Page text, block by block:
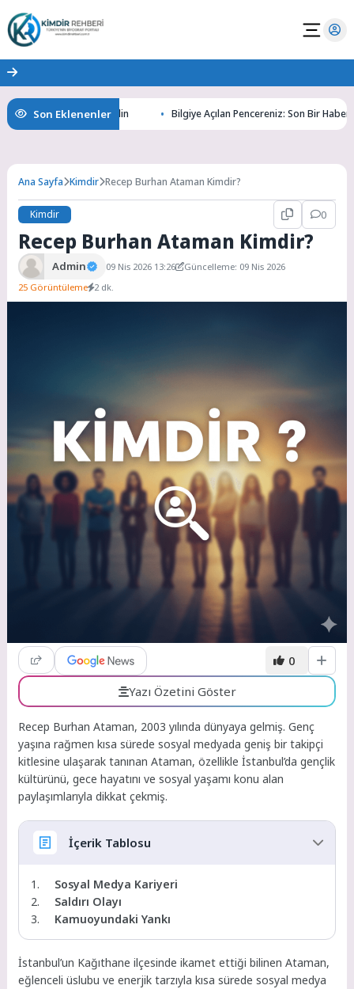
Son Eklenenler
Gizemlerini Keşfedin Bilgiye Açılan Pencereniz: Son Bir Haber ile
Ana Sayfa Kimdir Recep Burhan Ataman Kimdir?
Kimdir 0
Recep Burhan Ataman Kimdir?
Admin 09 Nis 2026 13:26
Güncelleme: 09 Nis 2026
25 Görüntüleme 2 dk.
0
Yazı Özetini Göster
Recep Burhan Ataman, 2003 yılında dünyaya gelmiş. Genç
yaşına rağmen kısa sürede sosyal medyada geniş bir takipçi
kitlesine ulaşarak tanınan Ataman, özellikle İstanbul’da gençlik
kültürünü, gece hayatını ve sosyal yaşamı konu alan
paylaşımlarıyla dikkat çekmiş.
İçerik Tablosu
Sosyal Medya Kariyeri
Saldırı Olayı
Kamuoyundaki Yankı
İstanbul’un Kağıthane ilçesinde ikamet ettiği bilinen Ataman,
eğlenceli üslubu ve enerjik tarzıyla kısa sürede sosyal medya